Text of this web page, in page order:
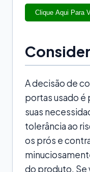
Clique Aqui Para
A decisão de
portas usado é
suas
tolerância ao
os prós e
do produto. Se